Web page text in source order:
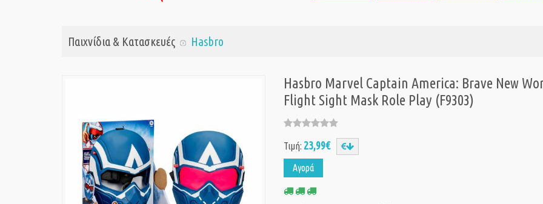
Παιχνίδια & Κατασκευές Hasbro
Hasbro Marvel Captain America: Brave New
Flight Sight Mask Role Play (F9303)
Τιμή: 23,99€
Αγορά